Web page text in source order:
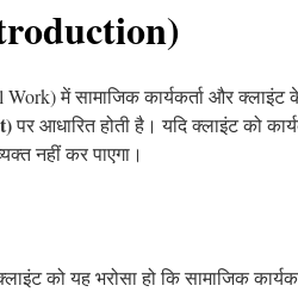
Work) में सामाजिक कार्यकर्ता और
पर आधारित होती है। यदि क्लाइंट को
नहीं कर पाएगा।
को यह भरोसा हो कि सामाजिक